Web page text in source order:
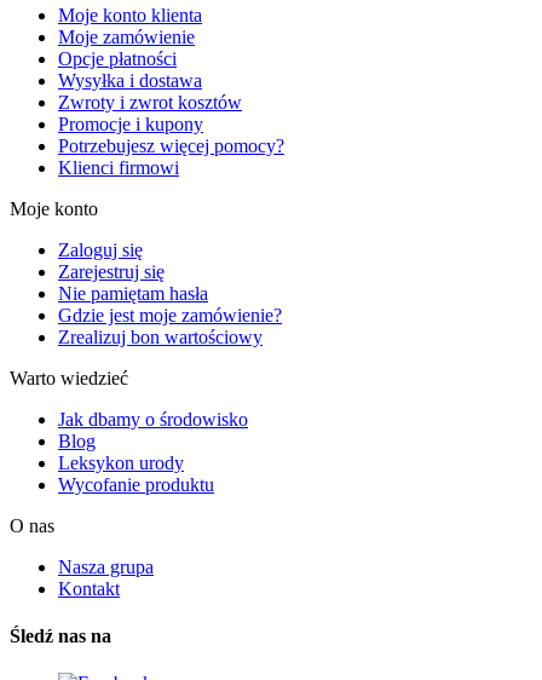
Moje konto klienta
Moje zamówienie
Opcje płatności
Wysyłka i dostawa
Zwroty i zwrot kosztów
Promocje i kupony
Potrzebujesz więcej pomocy?
Klienci firmowi
Moje konto
Zaloguj się
Zarejestruj się
Nie pamiętam hasła
Gdzie jest moje zamówienie?
Zrealizuj bon wartościowy
Warto wiedzieć
Jak dbamy o środowisko
Blog
Leksykon urody
Wycofanie produktu
O nas
Nasza grupa
Kontakt
Śledź nas na